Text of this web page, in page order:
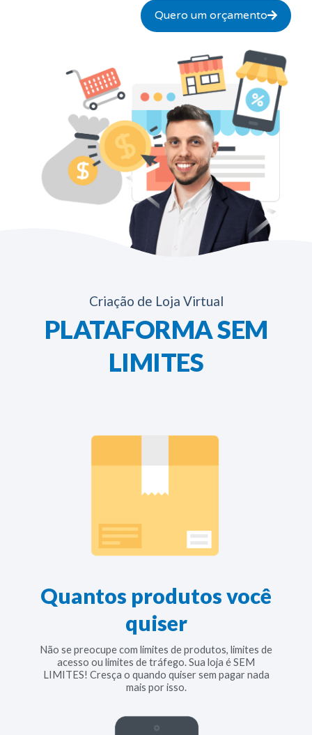
Quero um orçamento
Criação de Loja Virtual
PLATAFORMA SEM
LIMITES
Quantos produtos você
quiser
Não se preocupe com limites de produtos, limites de
acesso ou limites de tráfego. Sua loja é SEM
LIMITES! Cresça o quando quiser sem pagar nada
mais por isso.